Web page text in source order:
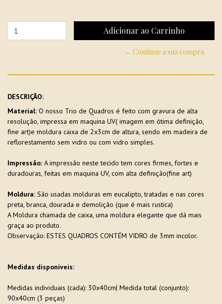
← Continue a sua compra
DESCRIÇÃO:
Material: O nosso Trio de Quadros é feito com gravura de alta
resolução, impressa em maquina UV( imagem em ótima definição,
fine art)e moldura caixa de 2x3cm de altura, sendo em madeira de
reflorestamento sem vidro ou com vidro simples.
Impressão: A impressão neste tecido tem cores firmes, fortes e
duradouras, feitas em maquina UV, com alta definição(fine art)
Moldura: São usadas molduras em eucalipto, tratadas e nas cores
preta, branca, dourada e demolição (que é mais rustica)
A Moldura chamada de caixa, uma moldura elegante que dá mais
graça ao produto.
Observação: ESTES QUADROS CONTÉM VIDRO de 3mm incolor.
Medidas disponíveis:
Medidas individuais (cada): 30x40cm| Medida total (conjunto):
90x40cm (3 peças)